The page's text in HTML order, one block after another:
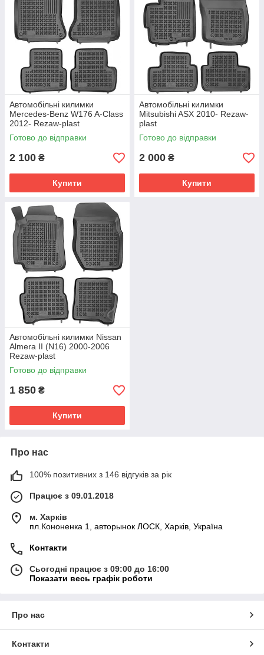
Автомобільні килимки
Mercedes-Benz W176 A-Class
2012- Rezaw-plast
Готово до відправки
2 100 ₴
Купити
Автомобільні килимки
Mitsubishi ASX 2010- Rezaw-
plast
Готово до відправки
2 000 ₴
Купити
Автомобільні килимки Nissan
Almera II (N16) 2000-2006
Rezaw-plast
Готово до відправки
1 850 ₴
Купити
Про нас
100% позитивних з 146 відгуків за рік
Працює з 09.01.2018
м. Харків
пл.Кононенка 1, авторынок ЛОСК, Харків, Україна
Контакти
Сьогодні працює з 09:00 до 16:00
Показати весь графік роботи
Про нас
Контакти